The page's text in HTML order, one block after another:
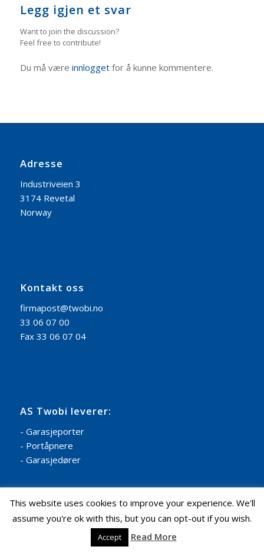
Legg igjen et svar
Want to join the discussion?
Feel free to contribute!
Du må være innloggetfor å kunne kommentere.
Adresse
Industriveien 3
3174 Revetal
Norway
Kontakt oss
firmapost@twobi.no
33 06 07 00
Fax 33 06 07 04
AS Twobi leverer:
- Garasjeporter
- Portåpnere
- Garasjedører
Nettside levert av CoreTrek AS
This website uses cookies to improve your experience. We'll
assume you're ok with this, but you can opt-out if you wish.
Accept Read More